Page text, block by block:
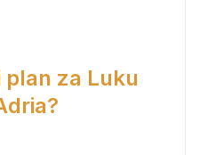
plan za Luku